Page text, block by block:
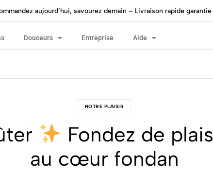
aujourd’hui, savourez demain – Livraison rapide garantie
Douceurs Entreprise Aide
NOTRE PLAISIR
Fondez de
au cœur fondan